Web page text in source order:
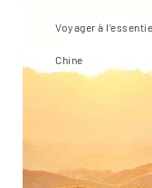
Voyager à
Chine